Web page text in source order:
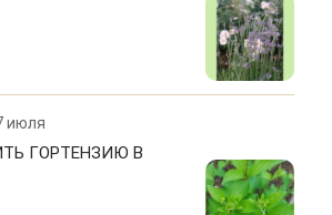
июля
ГОРТЕНЗИЮ В